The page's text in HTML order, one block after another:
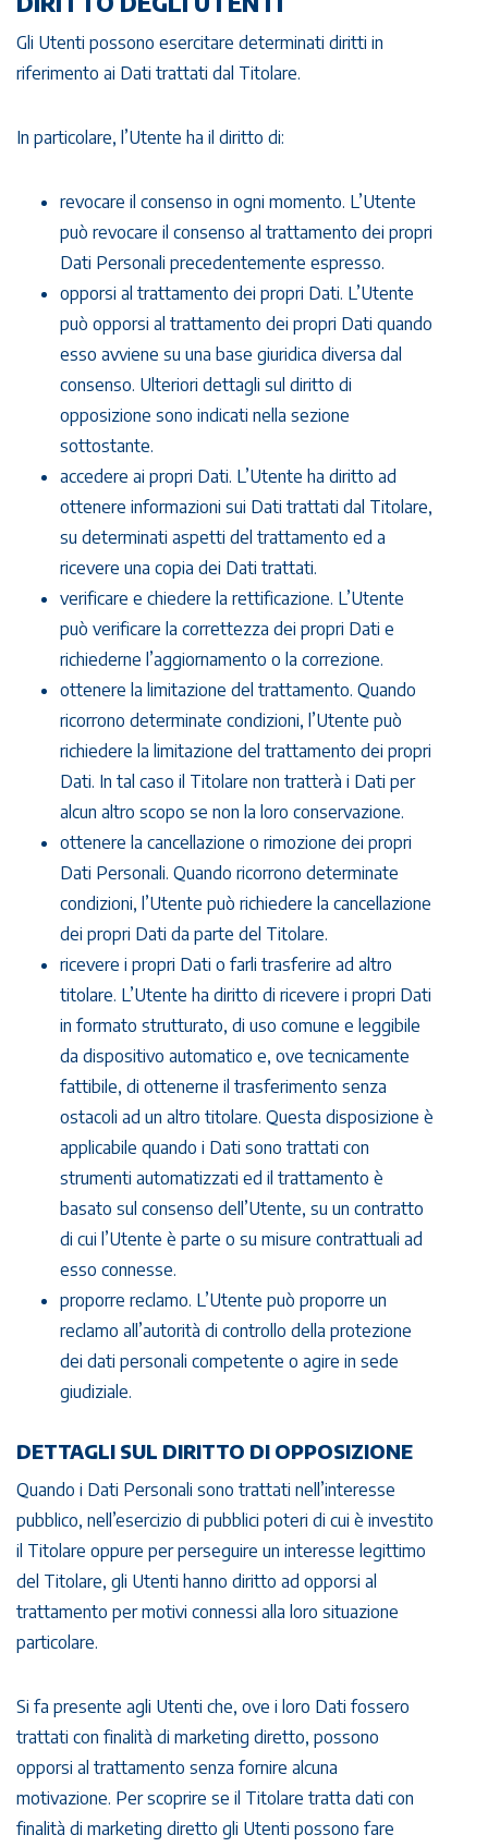
Gli Utenti possono esercitare determinati diritti in
riferimento ai Dati trattati dal Titolare.
In particolare, l’Utente ha il diritto di:
revocare il consenso in ogni momento. L’Utente
può revocare il consenso al trattamento dei propri
Dati Personali precedentemente espresso.
opporsi al trattamento dei propri Dati. L’Utente
può opporsi al trattamento dei propri Dati quando
esso avviene su una base giuridica diversa dal
consenso. Ulteriori dettagli sul diritto di
opposizione sono indicati nella sezione
sottostante.
accedere ai propri Dati. L’Utente ha diritto ad
ottenere informazioni sui Dati trattati dal Titolare,
su determinati aspetti del trattamento ed a
ricevere una copia dei Dati trattati.
verificare e chiedere la rettificazione. L’Utente
può verificare la correttezza dei propri Dati e
richiederne l’aggiornamento o la correzione.
ottenere la limitazione del trattamento. Quando
ricorrono determinate condizioni, l’Utente può
richiedere la limitazione del trattamento dei propri
Dati. In tal caso il Titolare non tratterà i Dati per
alcun altro scopo se non la loro conservazione.
ottenere la cancellazione o rimozione dei propri
Dati Personali. Quando ricorrono determinate
condizioni, l’Utente può richiedere la cancellazione
dei propri Dati da parte del Titolare.
ricevere i propri Dati o farli trasferire ad altro
titolare. L’Utente ha diritto di ricevere i propri Dati
in formato strutturato, di uso comune e leggibile
da dispositivo automatico e, ove tecnicamente
fattibile, di ottenerne il trasferimento senza
ostacoli ad un altro titolare. Questa disposizione è
applicabile quando i Dati sono trattati con
strumenti automatizzati ed il trattamento è
basato sul consenso dell’Utente, su un contratto
di cui l’Utente è parte o su misure contrattuali ad
esso connesse.
proporre reclamo. L’Utente può proporre un
reclamo all’autorità di controllo della protezione
dei dati personali competente o agire in sede
giudiziale.
DETTAGLI SUL DIRITTO DI OPPOSIZIONE
Quando i Dati Personali sono trattati nell’interesse
pubblico, nell’esercizio di pubblici poteri di cui è investito
il Titolare oppure per perseguire un interesse legittimo
del Titolare, gli Utenti hanno diritto ad opporsi al
trattamento per motivi connessi alla loro situazione
particolare.
Si fa presente agli Utenti che, ove i loro Dati fossero
trattati con finalità di marketing diretto, possono
opporsi al trattamento senza fornire alcuna
motivazione. Per scoprire se il Titolare tratta dati con
finalità di marketing diretto gli Utenti possono fare